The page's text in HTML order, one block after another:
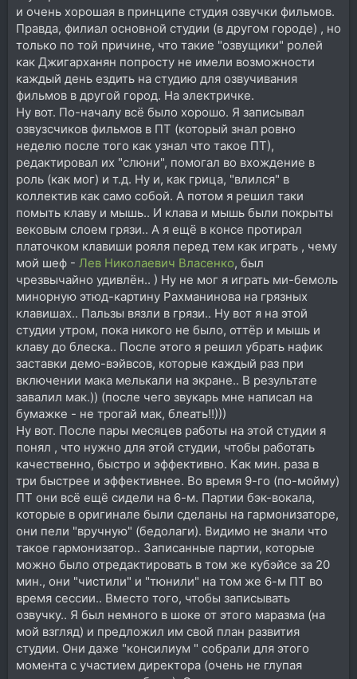
и очень хорошая в принципе студия озвучки фильмов.
Правда, филиал основной студии (в другом городе) , но
только по той причине, что такие "озвущики" ролей
как Джигарханян попросту не имели возможности
каждый день ездить на студию для озвучивания
фильмов в другой город. На электричке.
Ну вот. По-началу всё было хорошо. Я записывал
озвузсчиков фильмов в ПТ (который знал ровно
неделю после того как узнал что такое ПТ),
редактировал их "слюни", помогал во вхождение в
роль (как мог) и т.д. Ну и, как грица, "влился" в
коллектив как само собой. А потом я решил таки
помыть клаву и мышь.. И клава и мышь были покрыты
вековым слоем грязи.. А я ещё в консе протирал
платочком клавиши рояля перед тем как играть , чему
мой шеф - Лев Николаевич Власенко, был
чрезвычайно удивлён.. ) Ну не мог я играть ми-бемоль
минорную этюд-картину Рахманинова на грязных
клавишах.. Пальзы вязли в грязи.. Ну вот я на этой
студии утром, пока никого не было, оттёр и мышь и
клаву до блеска.. После этого я решил убрать нафик
заставки демо-вэйвсов, которые каждый раз при
включении мака мелькали на экране.. В результате
завалил мак.)) (после чего звукарь мне написал на
бумажке - не трогай мак, блеать!!)))
Ну вот. После пары месяцев работы на этой студии я
понял , что нужно для этой студии, чтобы работать
качественно, быстро и эффективно. Как мин. раза в
три быстрее и эффективнее. Во время 9-го (по-мойму)
ПТ они всё ещё сидели на 6-м. Партии бэк-вокала,
которые в оригинале были сделаны на гармонизаторе,
они пели "вручную" (бедолаги). Видимо не знали что
такое гармонизатор.. Записанные партии, которые
можно было отредактировать в том же кубэйсе за 20
мин., они "чистили" и "тюнили" на том же 6-м ПТ во
время сессии.. Вместо того, чтобы записывать
озвучку.. Я был немного в шоке от этого маразма (на
мой взгляд) и предложил им свой план развития
студии. Они даже "консилиум " собрали для этого
момента с участием директора (очень не глупая